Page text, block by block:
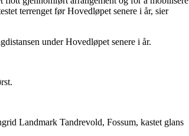
terrenget før Hovedløpet senere i år, sier
under Hovedløpet senere i år.
Landmark Tandrevold, Fossum, kastet glans